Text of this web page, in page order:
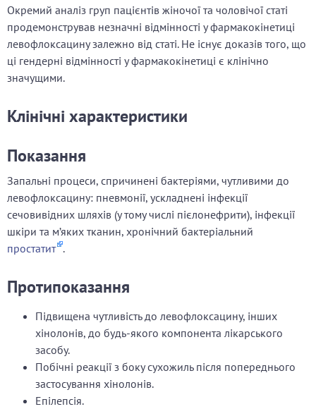
Окремий аналіз груп пацієнтів жіночої та чоловічої статі
продемонстрував незначні відмінності у фармакокінетиці
левофлоксацину залежно від статі. Не існує доказів того, що
ці гендерні відмінності у фармакокінетиці є клінічно
значущими.
Клінічні характеристики
Показання
Запальні процеси, спричинені бактеріями, чутливими до
левофлоксацину: пневмонії, ускладнені інфекції
сечовивідних шляхів (у тому числі пієлонефрити), інфекції
шкіри та м’яких тканин, хронічний бактеріальний
простатит .
Протипоказання
Підвищена чутливість до левофлоксацину, інших
хінолонів, до будь-якого компонента лікарського
засобу.
Побічні реакції з боку сухожиль після попереднього
застосування хінолонів.
Епілепсія.